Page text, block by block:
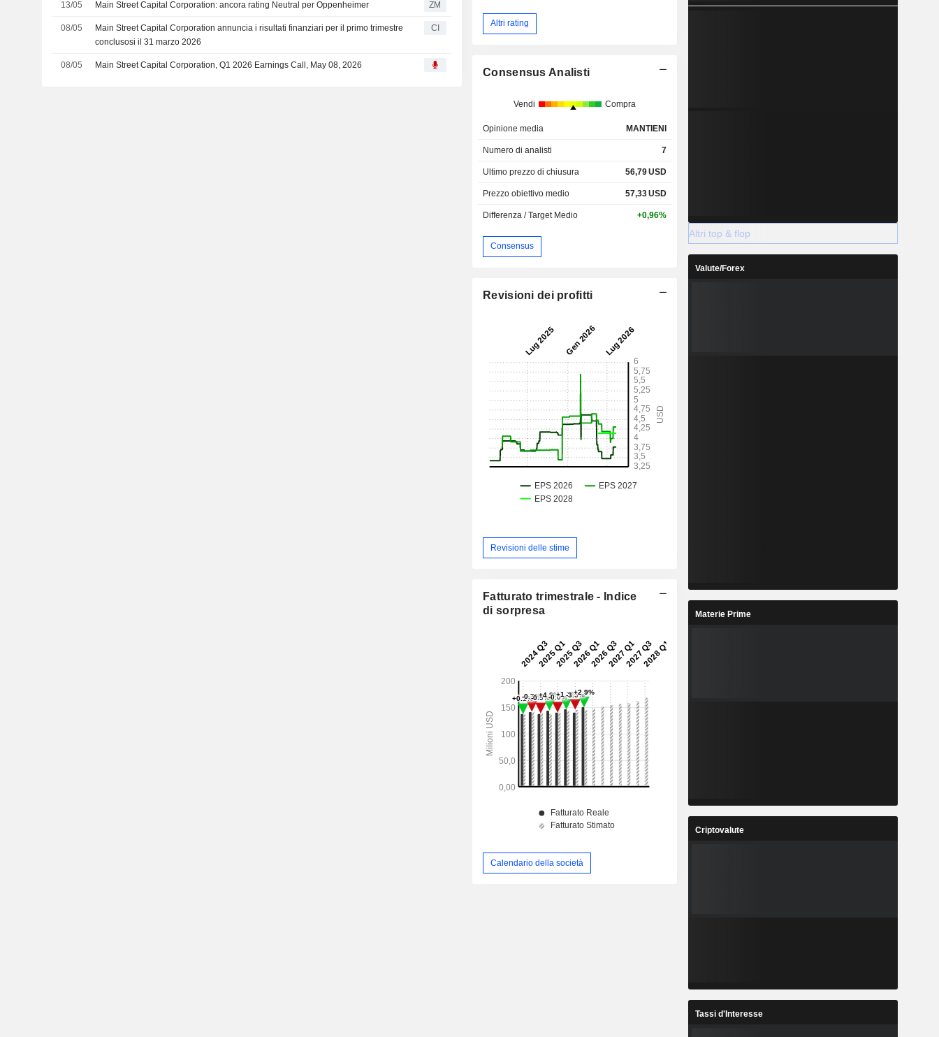
13/05 Main Street Capital Corporation: ancora rating Neutral per Oppenheimer ZM
08/05
Main Street Capital Corporation annuncia i risultati finanziari per il primo trimestre
conclusosi il 31 marzo 2026
CI
08/05 Main Street Capital Corporation, Q1 2026 Earnings Call, May 08, 2026
Altri rating
Consensus Analisti
Vendi Compra
Opinione media MANTIENI
Numero di analisti 7
Ultimo prezzo di chiusura 56,79USD
Prezzo obiettivo medio 57,33USD
Differenza / Target Medio +0,96%
Consensus
Revisioni dei profitti
Revisioni delle stime
Fatturato trimestrale - Indice
di sorpresa
Calendario della società
Altri top & flop
Valute/Forex
Materie Prime
Criptovalute
Tassi d'Interesse